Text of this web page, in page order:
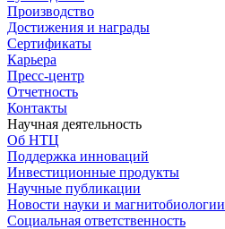
Производство
Достижения и награды
Сертификаты
Карьера
Пресс-центр
Отчетность
Контакты
Научная деятельность
Об НТЦ
Поддержка инноваций
Инвестиционные продукты
Научные публикации
Новости науки и магнитобиологии
Социальная ответственность